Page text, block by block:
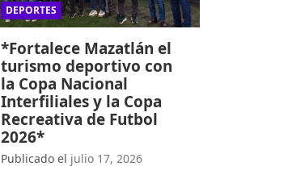
DEPORTES
*Fortalece Mazatlán el
turismo deportivo con
la Copa Nacional
Interfiliales y la Copa
Recreativa de Futbol
2026*
Publicado el julio 17, 2026